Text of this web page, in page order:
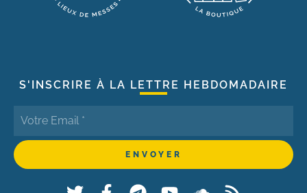
S'INSCRIRE À LA LETTRE HEBDOMADAIRE